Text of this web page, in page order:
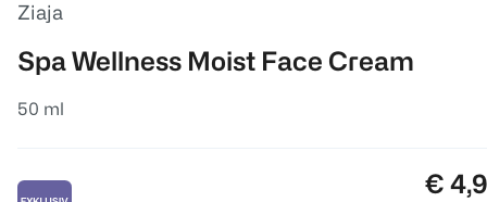
Ziaja
Spa Wellness Moist Face Cream
50 ml
€